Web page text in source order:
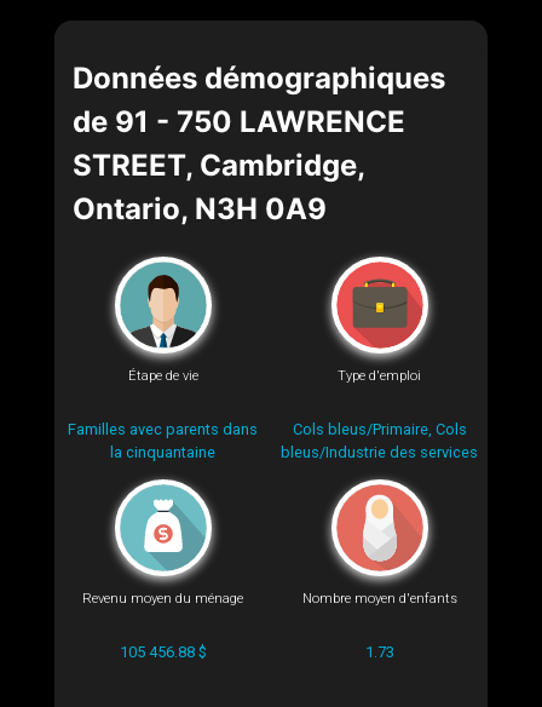
Données démographiques
de 91 - 750 LAWRENCE
STREET, Cambridge,
Ontario, N3H 0A9
Étape de vie
Familles avec parents dans
la cinquantaine
Type d'emploi
Cols bleus/Primaire, Cols
bleus/Industrie des services
Revenu moyen du ménage
105 456.88 $
Nombre moyen d'enfants
1.73